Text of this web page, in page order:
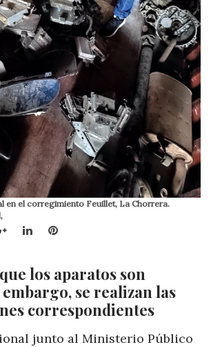
en el corregimiento Feuillet, La Chorrera.
Google+LinkedInPinterest
los aparatos son
se realizan las
correspondientes
junto al Ministerio Público